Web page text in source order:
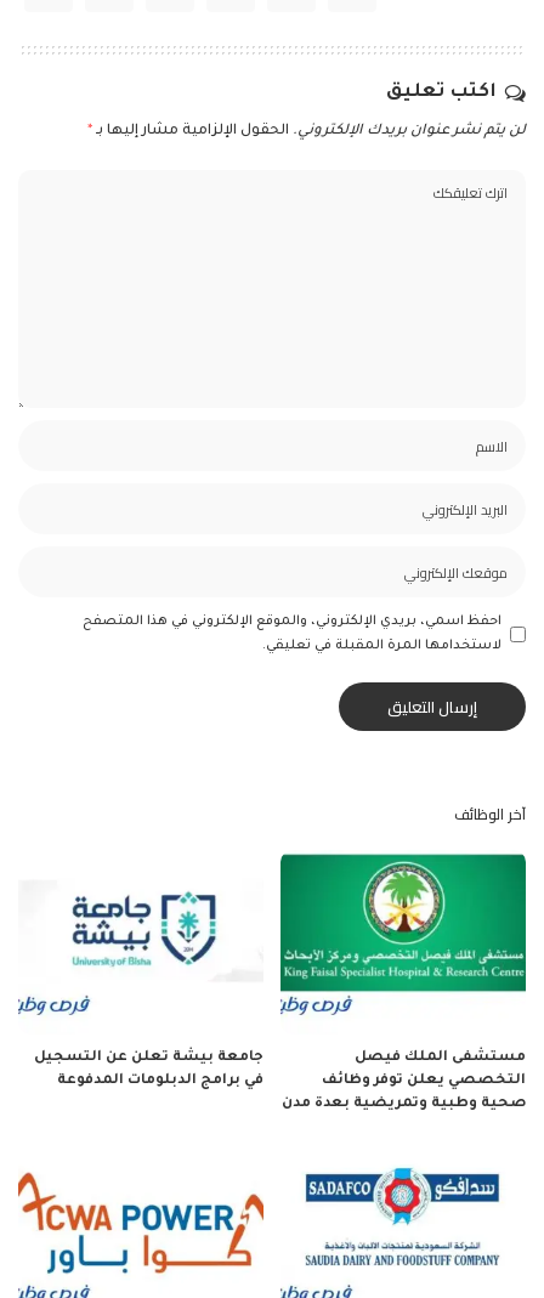
اكتب تعليق
لن يتم نشر عنوان بريدك الإلكتروني. الحقول الإلزامية مشار إليها بـ *
احفظ اسمي، بريدي الإلكتروني، والموقع الإلكتروني في هذا المتصفح
لاستخدامها المرة المقبلة في تعليقي.
آخر الوظائف
مستشفى الملك فيصل
التخصصي يعلن توفر وظائف
صحية وطبية وتمريضية بعدة مدن
جامعة بيشة تعلن عن التسجيل
في برامج الدبلومات المدفوعة